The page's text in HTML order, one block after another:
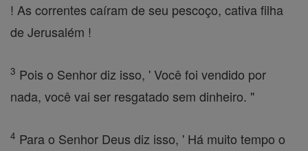
! As correntes caíram de seu pescoço, cativa filha
de Jerusalém !
3 Pois o Senhor diz isso, ' Você foi vendido por
nada, você vai ser resgatado sem dinheiro. "
4 Para o Senhor Deus diz isso, ' Há muito tempo o